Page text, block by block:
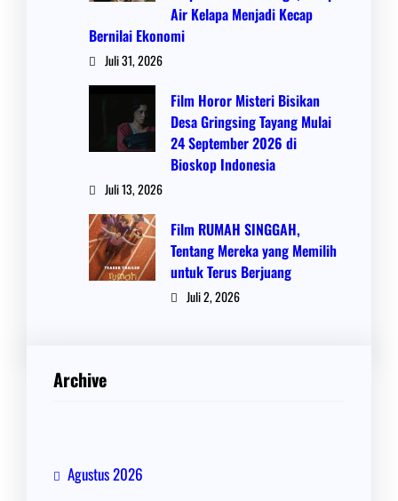
Air Kelapa Menjadi Kecap
Bernilai Ekonomi
Juli 31, 2026
Film Horor Misteri Bisikan
Desa Gringsing Tayang Mulai
24 September 2026 di
Bioskop Indonesia
Juli 13, 2026
Film RUMAH SINGGAH,
Tentang Mereka yang Memilih
untuk Terus Berjuang
Juli 2, 2026
Archive
Agustus 2026